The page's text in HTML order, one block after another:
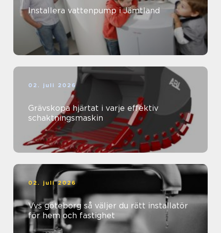
Installera vattenpump i Jämtland
02. juli 2026
Grävskopa hjärtat i varje effektiv
schaktningsmaskin
02. juli 2026
Vvs göteborg så väljer du rätt installatör
för hem och fastighet